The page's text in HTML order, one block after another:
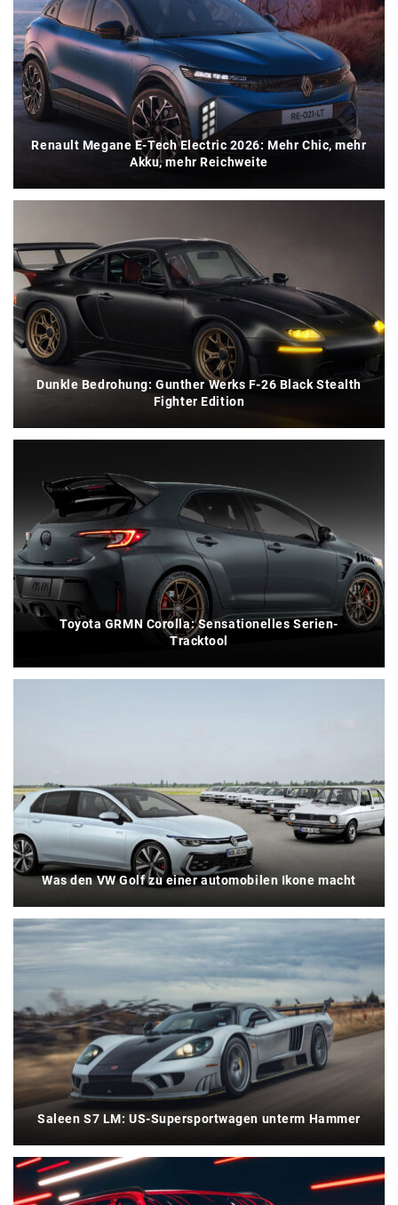
Renault Megane E-Tech Electric 2026: Mehr Chic, mehr
Akku, mehr Reichweite
Dunkle Bedrohung: Gunther Werks F-26 Black Stealth
Fighter Edition
Toyota GRMN Corolla: Sensationelles Serien-
Tracktool
Was den VW Golf zu einer automobilen Ikone macht
Saleen S7 LM: US-Supersportwagen unterm Hammer